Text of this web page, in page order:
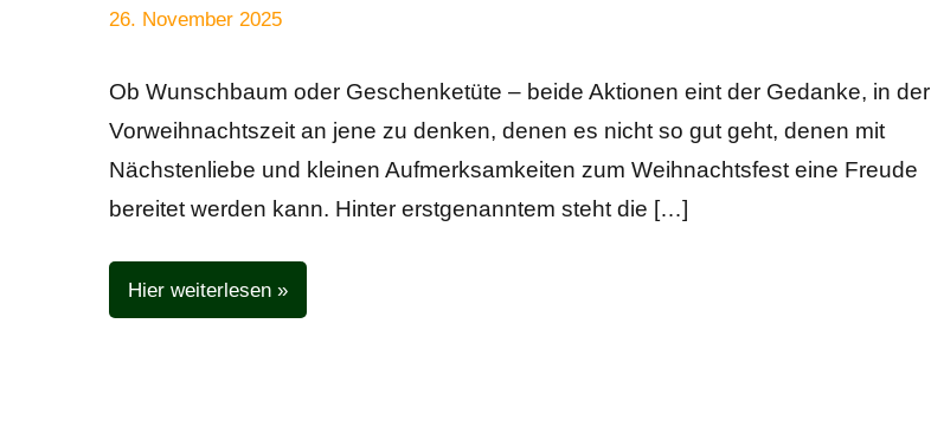
26. November 2025
Ob Wunschbaum oder Geschenketüte – beide Aktionen eint der Gedanke, in der
Vorweihnachtszeit an jene zu denken, denen es nicht so gut geht, denen mit
Nächstenliebe und kleinen Aufmerksamkeiten zum Weihnachtsfest eine Freude
bereitet werden kann. Hinter erstgenanntem steht die […]
Hier weiterlesen